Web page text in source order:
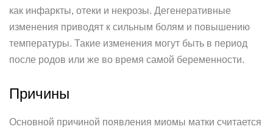
как инфаркты, отеки и некрозы. Дегенеративные
изменения приводят к сильным болям и повышению
температуры. Такие изменения могут быть в период
после родов или же во время самой беременности.
Причины
Основной причиной появления миомы матки считается